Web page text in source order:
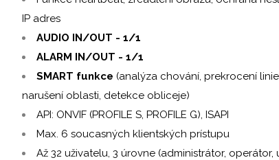
IP adres
AUDIO IN/OUT - 1/1
ALARM IN/OUT - 1/1
SMART funkce (analýza chování, prekrocení
narušení oblasti, detekce obliceje)
API: ONVIF (PROFILE S, PROFILE G), ISAPI
Max. 6 soucasných klientských prístupu
Až 32 uživatelu, 3 úrovne (administrátor, operátor,